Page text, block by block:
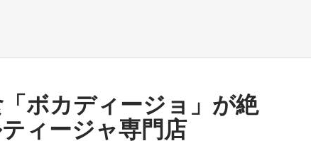
ボカディージョ」が絶
ィージャ専門店